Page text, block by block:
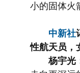
小的固体火
中新社
性航天员，
杨宇光